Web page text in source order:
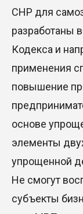
СНР для
разработаны
Кодекса и
применения
повышение
основе
элементы
упрощенной
Не смогут
субъекты